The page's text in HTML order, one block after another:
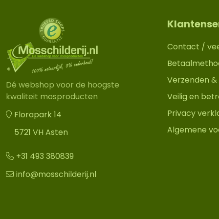
Dé webshop voor de hoogste
kwaliteit mosproducten
Florapark 14
5721 VH Asten
+31 493 380839
info@mosschilderij.nl
Contact /
Verzenden
Veilig en
Privacy
Algemene